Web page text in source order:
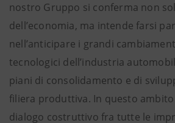
nostro Gruppo si conferma non
dell’economia, ma intende farsi
nell’anticipare i grandi
tecnologici dell’industria
piani di consolidamento e di
filiera produttiva. In questo ambito
dialogo costruttivo fra tutte le